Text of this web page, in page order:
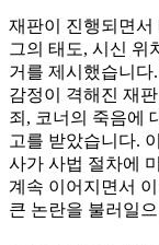
재판이 진행되면서
그의 태도, 시신 위
거를 제시했습니다
감정이 격해진 재
죄, 코너의 죽음에
고를 받았습니다.
사가 사법 절차에
계속 이어지면서
큰 논란을 불러일